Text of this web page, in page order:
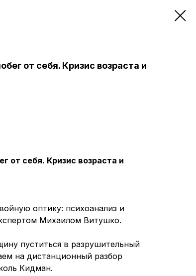
от себя. Кризис возраста и
от себя. Кризис возраста и
оптику: психоанализ и
Михаилом Витушко.
пуститься в разрушительный
на дистанционный разбор
Кидман.